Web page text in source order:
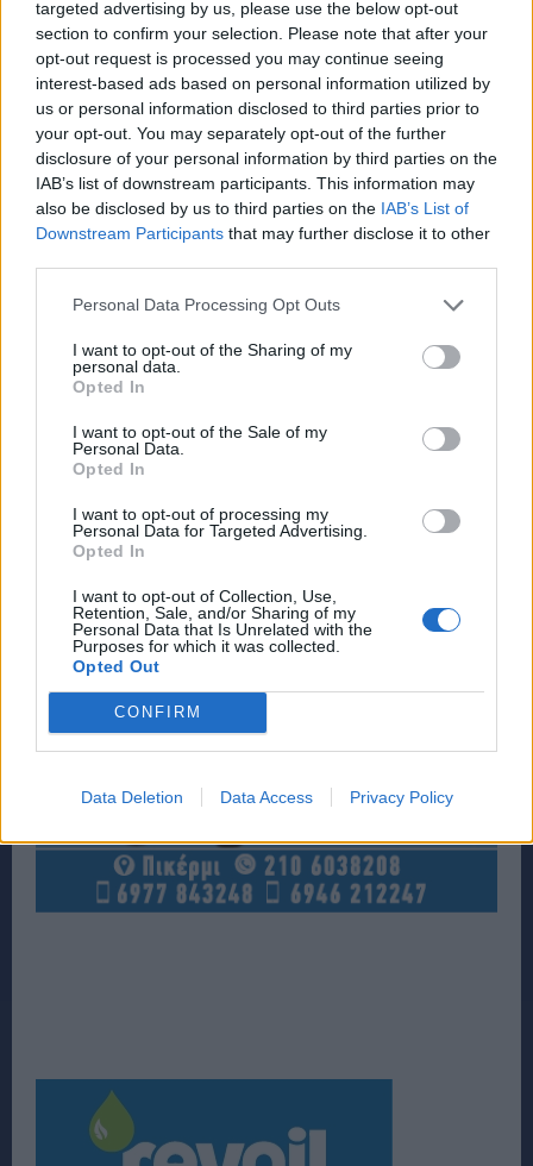
targeted advertising by us, please use the below opt-out
section to confirm your selection. Please note that after your
opt-out request is processed you may continue seeing
interest-based ads based on personal information utilized by
us or personal information disclosed to third parties prior to
your opt-out. You may separately opt-out of the further
disclosure of your personal information by third parties on the
IAB’s list of downstream participants. This information may
also be disclosed by us to third parties on the IAB’s List of
Downstream Participants that may further disclose it to other
Personal Data Processing Opt Outs
I want to opt-out of the Sharing of my
personal data.
Opted In
I want to opt-out of the Sale of my
Personal Data.
Opted In
I want to opt-out of processing my
Personal Data for Targeted Advertising.
Opted In
I want to opt-out of Collection, Use,
Retention, Sale, and/or Sharing of my
Personal Data that Is Unrelated with the
Purposes for which it was collected.
Opted Out
CONFIRM
Data Deletion Data Access Privacy Policy